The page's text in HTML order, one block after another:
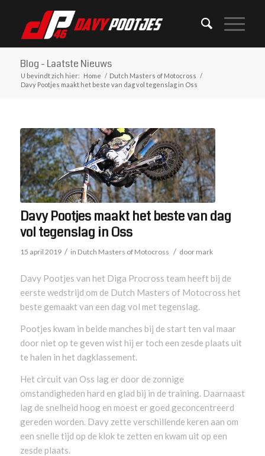
Blog - Laatste Nieuws
U bevindt zich hier: Home / Dutch Masters of Motocross /
Davy Pootjes maakt het beste van dag vol tegenslag in Oss
Davy Pootjes maakt het beste van dag
vol tegenslag in Oss
15 april 2019 / in Dutch Masters of Motocross / door mark
Davy Pootjes van het Diga Procross team heeft bij de
eerste wedstrijd om de Dutch Masters of Motocross het
beste gemaakt van een dag vol met tegenslag.
Pootjes kwam in beide manches bij de start ten val maar
door niet op te geven wist hij er toch een zesde plaats uit
te halen in het dagklassement.
Het circuit van Oss lag er door de zonnige
omstandigheden hard en glad bij in de training. Daarnaast
lag de snelheid hoog en moest er goed geconcentreerd
gereden worden. Davy zette verschillende keren aan om
een snelle tijd op de klok te zetten en kwam uit op een
zesde plaats.